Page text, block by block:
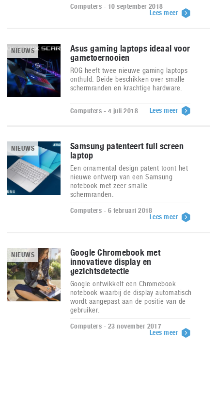
Computers - 10 september 2018
Lees meer
NIEUWS
Asus gaming laptops ideaal voor
gametoernooien
ROG heeft twee nieuwe gaming laptops
onthuld. Beide beschikken over smalle
schermranden en krachtige hardware.
Computers - 4 juli 2018 Lees meer
NIEUWS
Samsung patenteert full screen
laptop
Een ornamental design patent toont het
nieuwe ontwerp van een Samsung
notebook met zeer smalle
schermranden.
Computers - 6 februari 2018
Lees meer
NIEUWS
Google Chromebook met
innovatieve display en
gezichtsdetectie
Google ontwikkelt een Chromebook
notebook waarbij de display automatisch
wordt aangepast aan de positie van de
gebruiker.
Computers - 23 november 2017
Lees meer